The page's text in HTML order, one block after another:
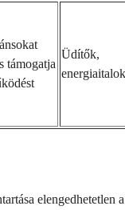
támogatja
Üdítők,
energiaitalok
elengedhetetlen a